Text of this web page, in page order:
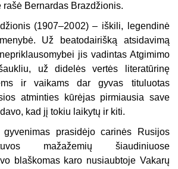
rašė Bernardas Brazdžionis.
(1907–2002) – iškili, legendinė
Už beatodairišką atsidavimą
jis vadintas Atgimimo
už didelės vertės literatūrinę
ir vaikams dar gyvas tituluotas
atminties kūrėjas pirmiausia save
kad jį tokiu laikytų ir kiti.
gyvenimas prasidėjo carinės Rusijos
mažažemių šiaudiniuose
blaškomas karo nusiaubtoje Vakarų